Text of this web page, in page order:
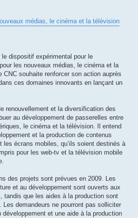
médias, le cinéma et la télévision
le dispositif expérimental pour le
les nouveaux médias, le cinéma et la
CNC souhaite renforcer son action auprès
ces domaines innovants en lançant un
renouvellement et la diversification des
au développement de passerelles entre
le cinéma et la télévision. Il entend
et la production de contenus
les écrans mobiles, qu’ils soient destinés à
pour les web-tv et la télévision mobile
des projets sont prévues en 2009. Les
et au développement sont ouverts aux
tandis que les aides à la production sont
Les demandeurs ne pourront pas solliciter
et une aide à la production